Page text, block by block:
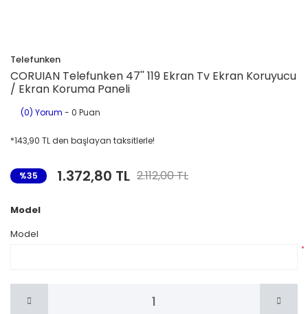
Telefunken
CORUIAN Telefunken 47'' 119 Ekran Tv Ekran Koruyucu
/ Ekran Koruma Paneli
(0) Yorum - 0 Puan
*143,90 TL den başlayan taksitlerle!
%35 1.372,80 TL 2.112,00 TL
Model
Model
*